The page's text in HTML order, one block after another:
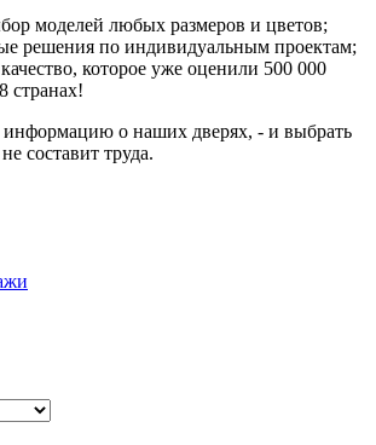
моделей любых размеров и цветов;
решения по индивидуальным проектам;
которое уже оценили 500 000
странах!
о наших дверях, - и выбрать
составит труда.